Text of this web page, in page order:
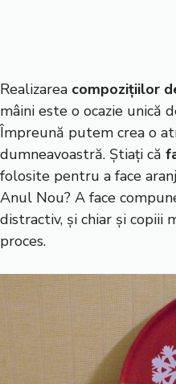
Realizarea compozițiilor
mâini este o ocazie unică
Împreună putem crea o
dumneavoastră. Știați că
folosite pentru a face
Anul Nou? A face
distractiv, și chiar și copiii
proces.